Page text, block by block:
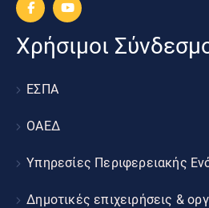
Χρήσιμοι
ΕΣΠΑ
ΟΑΕΔ
Υπηρεσίες Περιφερειακής
Δημοτικές επιχειρήσεις &